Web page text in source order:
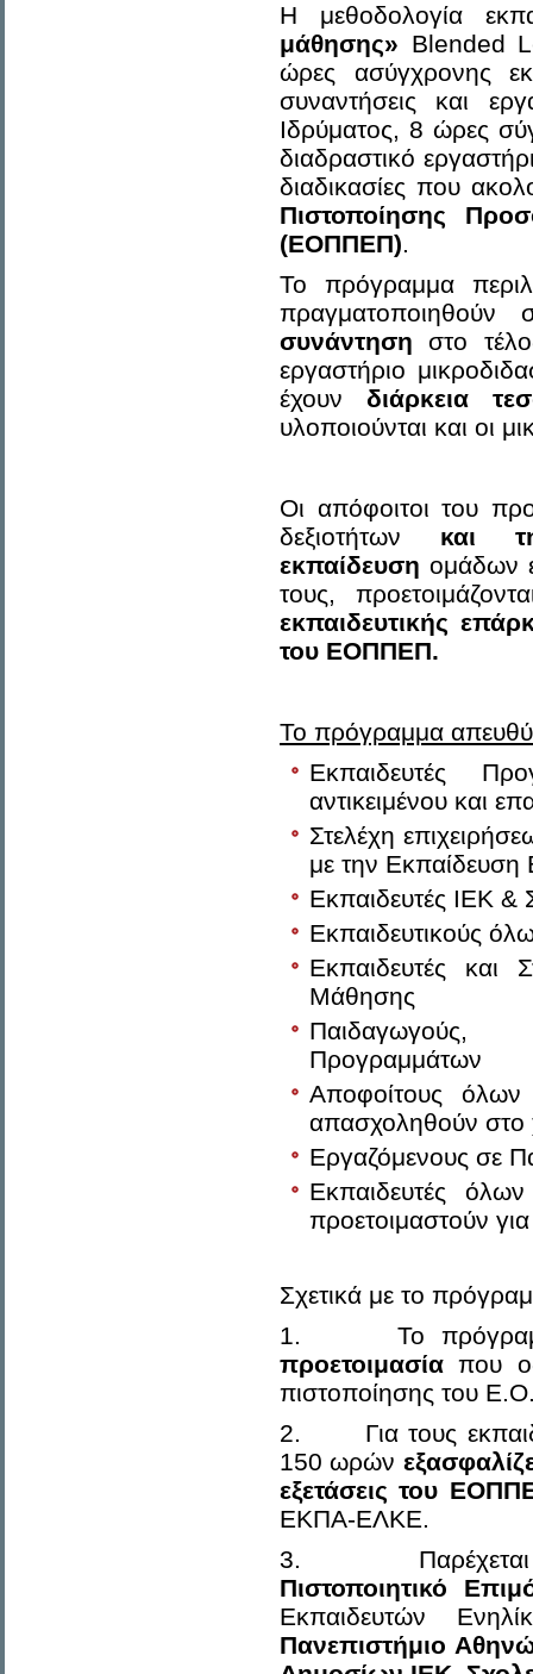
Η μεθοδολογία
μάθησης» Blended
ώρες ασύγχρονης
συναντήσεις και
Ιδρύματος, 8 ώρες
διαδραστικό
διαδικασίες που
Πιστοποίησης
(ΕΟΠΠΕΠ).
Το πρόγραμμα
συνάντηση στο
εργαστήριο
έχουνδιάρκεια
υλοποιούνται και οι
Οι απόφοιτοι του
δεξιοτήτων και
εκπαίδευση ομάδων
τους,
εκπαιδευτικής
του ΕΟΠΠΕΠ.
Το πρόγραμμα
Εκπαιδευτές
αντικειμένου και
Στελέχη
με την Εκπαίδευση
Εκπαιδευτές ΙΕΚ &
Εκπαιδευτικούς
Εκπαιδευτές και
Μάθησης
Παιδαγωγούς,
Προγραμμάτων
Αποφοίτους όλων
απασχοληθούν στο
Εργαζόμενους σε
Εκπαιδευτές
προετοιμαστούν
Σχετικά με το
1. Το
προετοιμασία που
πιστοποίησης του
2. Για τους
150 ωρών
εξετάσεις του
ΕΚΠΑ-ΕΛΚΕ.
3. Παρέχεται
Πιστοποιητικό
Εκπαιδευτών
Πανεπιστήμιο